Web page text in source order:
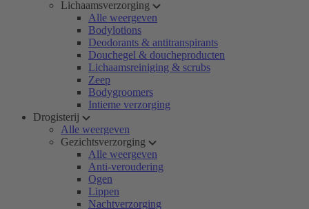
Lichaamsverzorging
Alle weergeven
Bodylotions
Deodorants & antitranspirants
Douchegel & doucheproducten
Lichaamsreiniging & scrubs
Zeep
Bodygroomers
Intieme verzorging
Drogisterij
Alle weergeven
Gezichtsverzorging
Alle weergeven
Anti-veroudering
Ogen
Lippen
Nachtverzorging